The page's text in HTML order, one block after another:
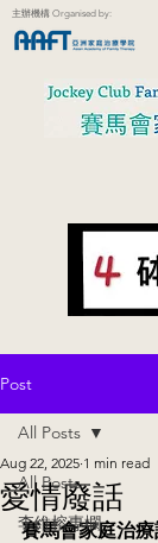
主辦機構 Organised by:
Post
All Posts
李維榕專欄
All Posts
愛情廢話
Aug 22, 2025 1 min read
賽馬會家庭治